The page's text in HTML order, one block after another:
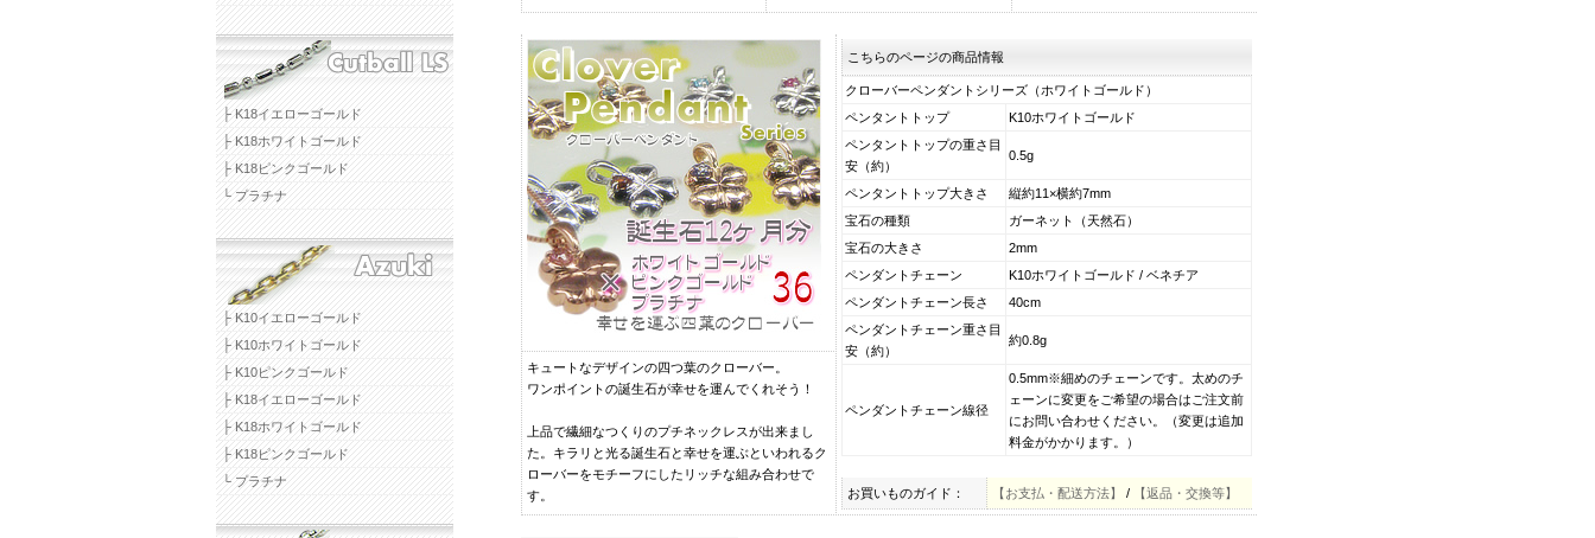
├ K18イエローゴールド
├ K18ホワイトゴールド
├ K18ピンクゴールド
└ プラチナ
├ K10イエローゴールド
├ K10ホワイトゴールド
├ K10ピンクゴールド
├ K18イエローゴールド
├ K18ホワイトゴールド
├ K18ピンクゴールド
└ プラチナ
こちらのページの商品情報
クローバーペンダントシリーズ（ホワイトゴールド）
ペンタントトップ
K10ホワイトゴールド
ペンタントトップの重さ目
安（約）
0.5g
ペンタントトップ大きさ
縦約11×横約7mm
宝石の種類
ガーネット（天然石）
宝石の大きさ
2mm
ペンダントチェーン
K10ホワイトゴールド / ベネチア
ペンダントチェーン長さ
40cm
ペンダントチェーン重さ目
安（約）
約0.8g
ペンダントチェーン線径
0.5mm※細めのチェーンです。太めのチ
ェーンに変更をご希望の場合はご注文前
にお問い合わせください。（変更は追加
料金がかかります。）
お買いものガイド： 【お支払・配送方法】 / 【返品・交換等】
キュートなデザインの四つ葉のクローバー。
ワンポイントの誕生石が幸せを運んでくれそう！
上品で繊細なつくりのプチネックレスが出来まし
た。キラリと光る誕生石と幸せを運ぶといわれるク
ローバーをモチーフにしたリッチな組み合わせで
す。